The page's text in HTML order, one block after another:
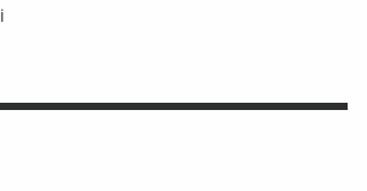
AL TERMINE DEL PNRR – Andamento